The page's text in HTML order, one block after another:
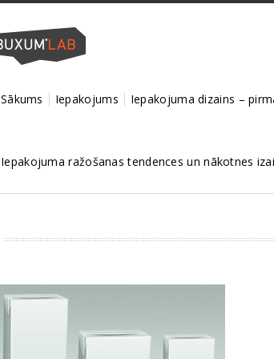
Sākums Iepakojums Iepakojuma dizains –
Iepakojuma ražošanas tendences un nākotnes